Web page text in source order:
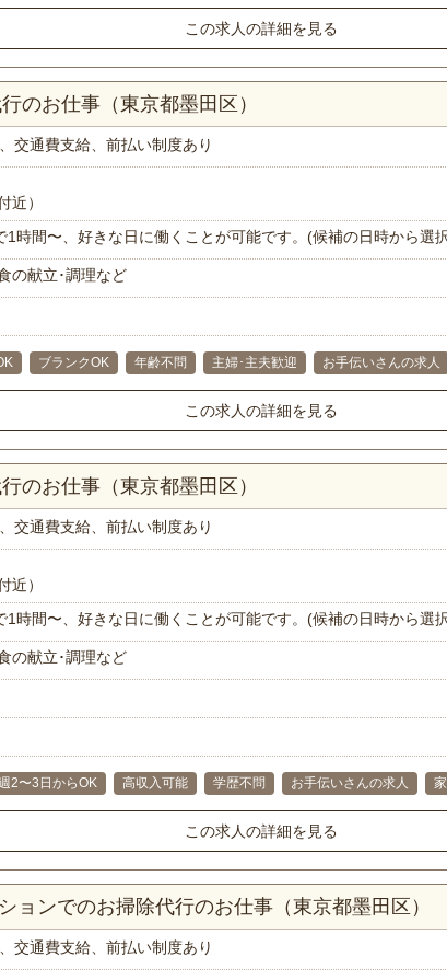
この求人の詳細を見る
のお仕事（東京都墨田区）
、交通費支給、前払い制度あり
近）
1時間〜、好きな日に働くことが可能です。(候補の日時から選
の献立･調理など
ブランクOK 年齢不問 主婦･主夫歓迎 お手伝いさんの求人
この求人の詳細を見る
のお仕事（東京都墨田区）
、交通費支給、前払い制度あり
近）
1時間〜、好きな日に働くことが可能です。(候補の日時から選
の献立･調理など
2〜3日からOK 高収入可能 学歴不問 お手伝いさんの求人
この求人の詳細を見る
ョンでのお掃除代行のお仕事（東京都墨田区）
、交通費支給、前払い制度あり